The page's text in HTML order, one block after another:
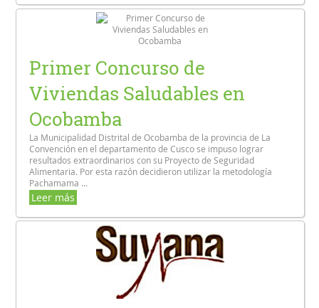
Primer Concurso de
Viviendas Saludables en
Ocobamba
La Municipalidad Distrital de Ocobamba de la provincia de La
Convención en el departamento de Cusco se impuso lograr
resultados extraordinarios con su Proyecto de Seguridad
Alimentaria. Por esta razón decidieron utilizar la metodología
Pachamama ...
Leer más